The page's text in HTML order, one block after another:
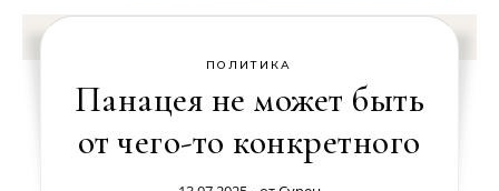
ПОЛИТИКА
Панацея не может быть
от чего-то конкретного